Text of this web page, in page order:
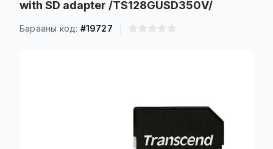
with SD adapter /TS128GUSD350V/
Барааны код: #19727